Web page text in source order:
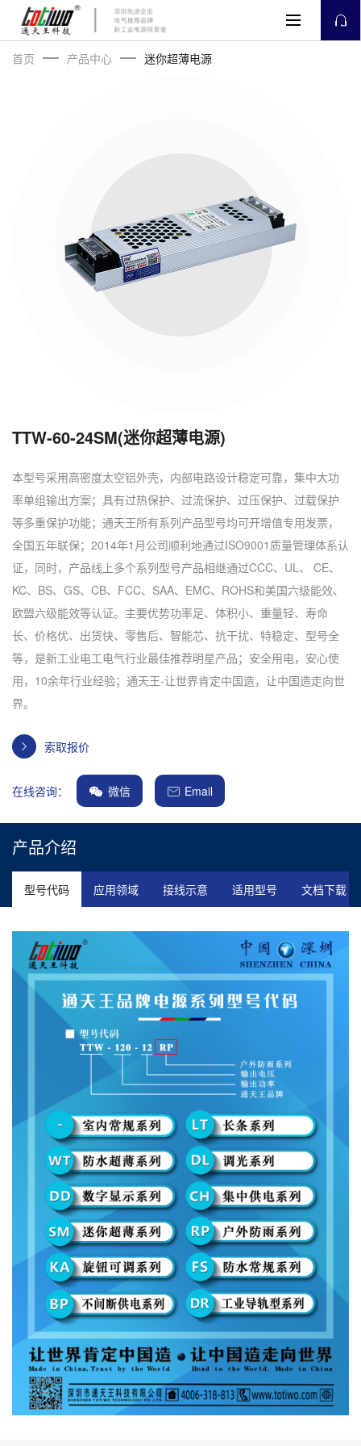
首页 产品中心 迷你超薄电源
TTW-60-24SM(迷你超薄电源)
本型号采用高密度太空铝外壳，内部电路设计稳定可靠，集中大功
率单组输出方案；具有过热保护、过流保护、过压保护、过载保护
等多重保护功能；通天王所有系列产品型号均可开增值专用发票，
全国五年联保；2014年1月公司顺利地通过ISO9001质量管理体系认
证，同时，产品线上多个系列型号产品相继通过CCC、UL、 CE、
KC、BS、GS、CB、FCC、SAA、EMC、ROHS和美国六级能效、
欧盟六级能效等认证。主要优势功率足、体积小、重量轻、寿命
长、价格优、出货快、零售后、智能芯、抗干扰、特稳定、型号全
等，是新工业电工电气行业最佳推荐明星产品；安全用电，安心使
用，10余年行业经验；通天王-让世界肯定中国造，让中国造走向世
界。
索取报价
在线咨询： 微信 Email
产品介绍
型号代码 应用领域 接线示意 适用型号 文档下载